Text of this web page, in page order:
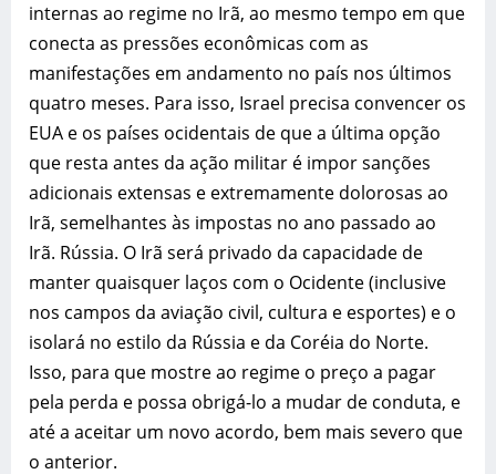
internas ao regime no Irã, ao mesmo tempo em que
conecta as pressões econômicas com as
manifestações em andamento no país nos últimos
quatro meses. Para isso, Israel precisa convencer os
EUA e os países ocidentais de que a última opção
que resta antes da ação militar é impor sanções
adicionais extensas e extremamente dolorosas ao
Irã, semelhantes às impostas no ano passado ao
Irã. Rússia. O Irã será privado da capacidade de
manter quaisquer laços com o Ocidente (inclusive
nos campos da aviação civil, cultura e esportes) e o
isolará no estilo da Rússia e da Coréia do Norte.
Isso, para que mostre ao regime o preço a pagar
pela perda e possa obrigá-lo a mudar de conduta, e
até a aceitar um novo acordo, bem mais severo que
o anterior.